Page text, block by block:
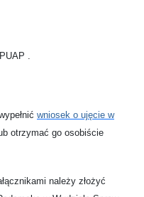
ć wniosek o ujęcie w
otrzymać go osobiście
należy złożyć